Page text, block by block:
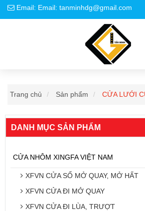
Email: Email: tanminhdg@gmail.com
Trang chủ Sản phẩm CỬA LƯỚI
DANH MỤC SẢN PHẨM
CỬA NHÔM XINGFA VIỆT NAM
XFVN CỬA SỔ MỞ QUAY, MỞ HẤT
XFVN CỬA ĐI MỞ QUAY
XFVN CỬA ĐI LÙA, TRƯỢT